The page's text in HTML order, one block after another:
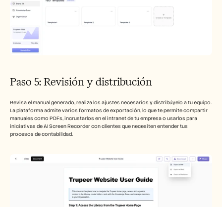
Paso 5: Revisión y distribución
Revisa el manual generado, realiza los ajustes necesarios y distribúyelo a tu equipo.
La plataforma admite varios formatos de exportación, lo que te permite compartir
manuales como PDFs, incrustarlos en el intranet de tu empresa o usarlos para
iniciativas de AI Screen Recorder con clientes que necesiten entender tus
procesos de contabilidad.